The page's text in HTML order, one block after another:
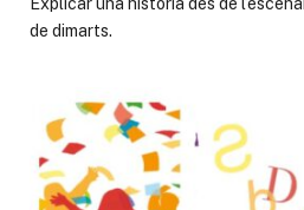
de dimarts.